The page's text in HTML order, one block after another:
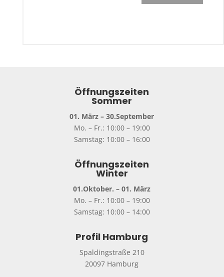
Öffnungszeiten
Sommer
01. März – 30.September
Mo. – Fr.: 10:00 – 19:00
Samstag: 10:00 – 16:00
Öffnungszeiten
Winter
01.Oktober. – 01. März
Mo. – Fr.: 10:00 – 19:00
Samstag: 10:00 – 14:00
Profil Hamburg
Spaldingstraße 210
20097 Hamburg